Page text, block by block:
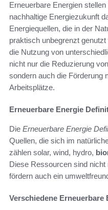
Erneuerbare Energien
nachhaltige Energiezukunft
Energiequellen, die in der
praktisch unbegrenzt
die Nutzung von
nicht nur die Reduzierung
sondern auch die Förderung
Arbeitsplätze.
Erneuerbare Energie
Die Erneuerbare Energie
Quellen, die sich im
zählen solar, wind, hydro,
Diese Ressourcen sind
fördern auch ein
Verschiedene Erneuerbare